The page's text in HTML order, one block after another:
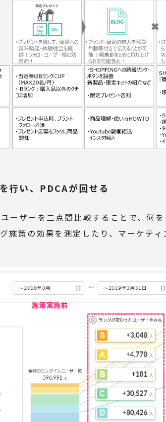
行い、PDCAが回せる
ーザーを二点間比較することで、何
施策の効果を測定したり、マーケテ